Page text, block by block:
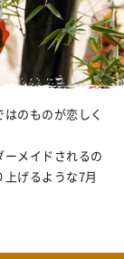
のものが恋しく
メイドされるの
上げるような7月